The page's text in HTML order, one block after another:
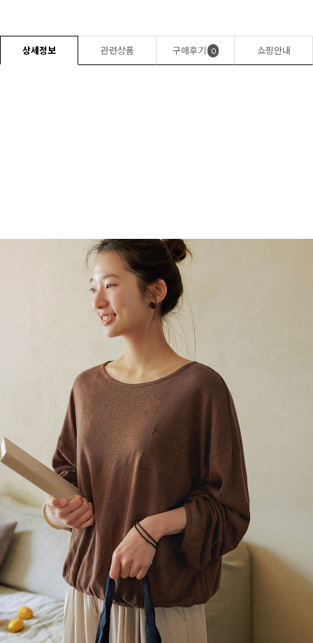
상세정보 관련상품 구매후기 0 쇼핑안내